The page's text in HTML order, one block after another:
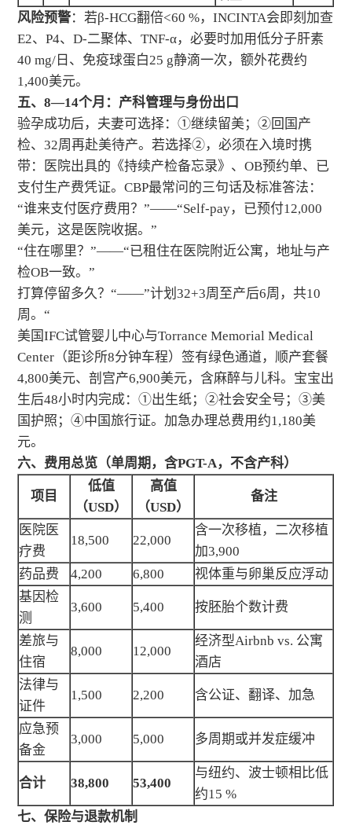
风险预警：若β-HCG翻倍<60 %，INCINTA会即刻加查
E2、P4、D-二聚体、TNF-α，必要时加用低分子肝素
40 mg/日、免疫球蛋白25 g静滴一次，额外花费约
1,400美元。
五、8—14个月：产科管理与身份出口
验孕成功后，夫妻可选择：①继续留美；②回国产
检、32周再赴美待产。若选择②，必须在入境时携
带：医院出具的《持续产检备忘录》、OB预约单、已
支付生产费凭证。CBP最常问的三句话及标准答法：
“谁来支付医疗费用？”——“Self-pay，已预付12,000
美元，这是医院收据。”
“住在哪里？”——“已租住在医院附近公寓，地址与产
检OB一致。”
打算停留多久？“——”计划32+3周至产后6周，共10
周。“
美国IFC试管婴儿中心与Torrance Memorial Medical
Center（距诊所8分钟车程）签有绿色通道，顺产套餐
4,800美元、剖宫产6,900美元，含麻醉与儿科。宝宝出
生后48小时内完成：①出生纸；②社会安全号；③美
国护照；④中国旅行证。加急办理总费用约1,180美
元。
六、费用总览（单周期，含PGT-A，不含产科）
项目
低值
（USD）
高值
（USD）
备注
医院医
疗费
18,500 22,000
含一次移植，二次移植
加3,900
药品费
4,200 6,800
视体重与卵巢反应浮动
基因检
测
3,600 5,400 按胚胎个数计费
差旅与
住宿
8,000 12,000
经济型Airbnb vs. 公寓
酒店
法律与
证件
1,500 2,200 含公证、翻译、加急
应急预
备金
3,000 5,000 多周期或并发症缓冲
合计 38,800 53,400
与纽约、波士顿相比低
约15 %
七、保险与退款机制